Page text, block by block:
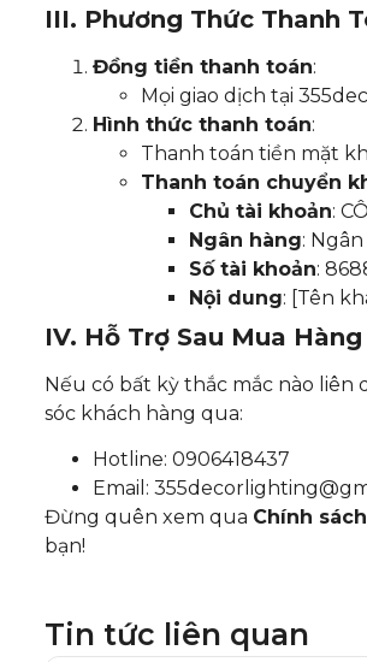
III. Phương Thức Thanh
Đồng tiền thanh toán:
Mọi giao dịch tại
Hình thức thanh toán:
Thanh toán tiền mặt
Thanh toán chuyển
Chủ tài khoản:
Ngân hàng:
Số tài khoản:
Nội dung: [Tên
IV. Hỗ Trợ Sau Mua Hàng
Nếu có bất kỳ thắc mắc nào liên
sóc khách hàng qua:
Hotline: 0906418437
Email:
Đừng quên xem qua Chính
bạn!
Tin tức liên quan